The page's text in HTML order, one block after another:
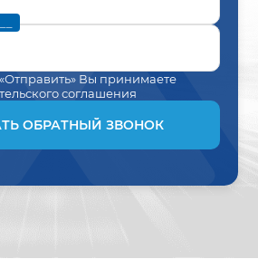
Вы принимаете
соглашения
ОБРАТНЫЙ ЗВОНОК